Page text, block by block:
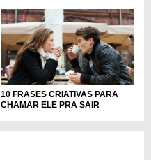
10 FRASES CRIATIVAS PARA
CHAMAR ELE PRA SAIR